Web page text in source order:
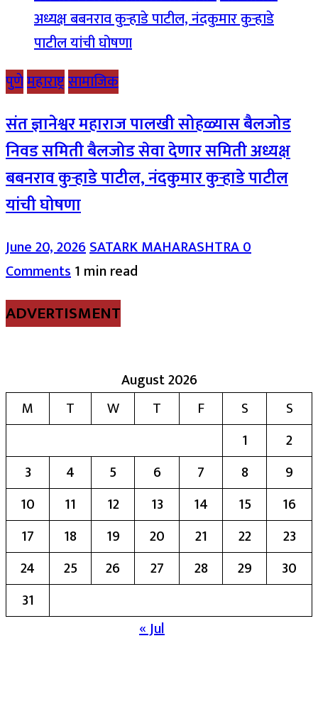
पुणेमहाराष्ट्रसामाजिक
संत ज्ञानेश्वर महाराज पालखी सोहळ्यास बैलजोड
निवड समिती बैलजोड सेवा देणार समिती अध्यक्ष
बबनराव कुऱ्हाडे पाटील, नंदकुमार कुऱ्हाडे पाटील
यांची घोषणा
June 20, 2026SATARK MAHARASHTRA0
Comments1 min read
ADVERTISMENT
August 2026
M
T W T F S
S
1
2
3
4 5 6 7 8
9
10
11 12 13 14 15
16
17
18 19 20 21 22
23
24
25 26 27 28 29
30
31
« Jul